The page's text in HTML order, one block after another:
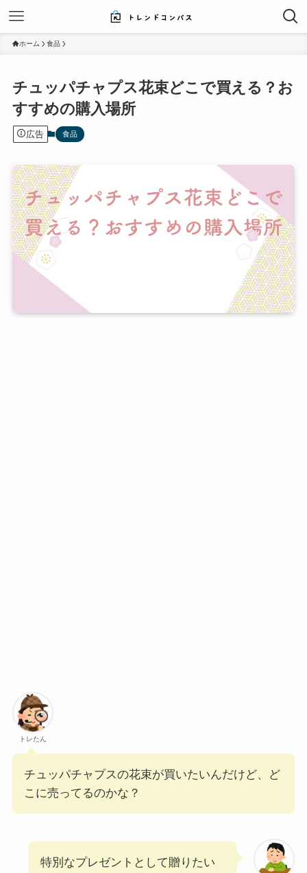
ホーム 食品
チュッパチャプス花束どこで買える？お
すすめの購入場所
広告 食品
トレたん
チュッパチャプスの花束が買いたいんだけど、ど
こに売ってるのかな？
特別なプレゼントとして贈りたい